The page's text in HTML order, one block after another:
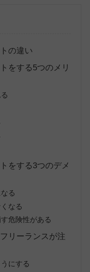
の違い
をする5つのメリ
をする3つのデメ
る
なる
危険性がある
リーランスが注
にする